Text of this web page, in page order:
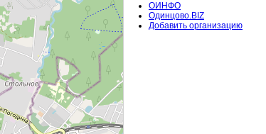
ОИНФО
Одинцово.BIZ
Добавить организацию